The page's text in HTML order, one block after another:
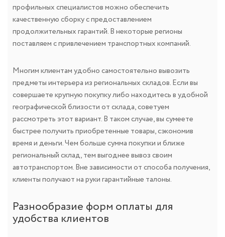
профильных специалистов можно обеспечить
качественную сборку с предоставлением
продолжительных гарантий. В некоторые регионы
поставляем с привлечением транспортных компаний.
Многим клиентам удобно самостоятельно вывозить
предметы интерьера из региональных складов. Если вы
совершаете крупную покупку либо находитесь в удобной
географической близости от склада, советуем
рассмотреть этот вариант. В таком случае, вы сумеете
быстрее получить приобретенные товары, сэкономив
время и деньги. Чем больше сумма покупки и ближе
региональный склад, тем выгоднее вывоз своим
автотранспортом. Вне зависимости от способа получения,
клиенты получают на руки гарантийные талоны.
Разнообразие форм оплаты для
удобства клиентов